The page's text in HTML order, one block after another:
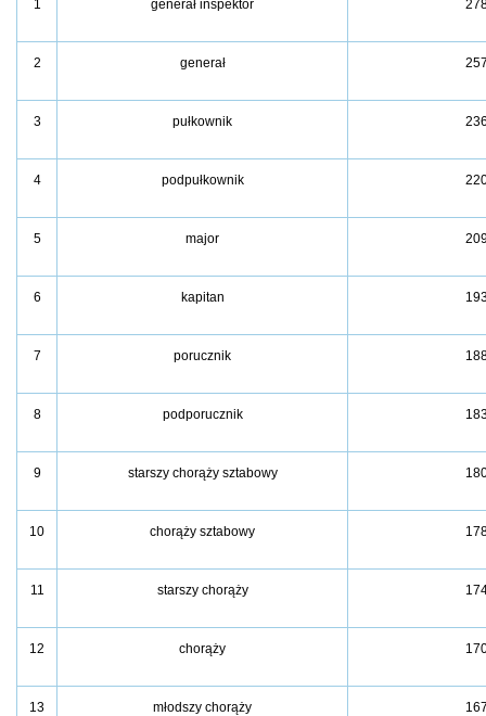
1 generał inspektor
2 generał
3 pułkownik
4 podpułkownik
5 major
6 kapitan
7 porucznik
8 podporucznik
9 starszy chorąży sztabowy
10 chorąży sztabowy
11 starszy chorąży
12 chorąży
13 młodszy chorąży